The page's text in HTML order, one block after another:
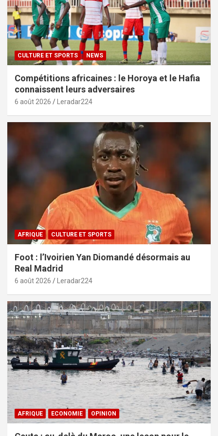
CULTURE ET SPORTS NEWS
Compétitions africaines : le Horoya et le Hafia
connaissent leurs adversaires
6 août 2026 Leradar224
AFRIQUE CULTURE ET SPORTS
Foot : l’Ivoirien Yan Diomandé désormais au
Real Madrid
6 août 2026 Leradar224
AFRIQUE ECONOMIE OPINION